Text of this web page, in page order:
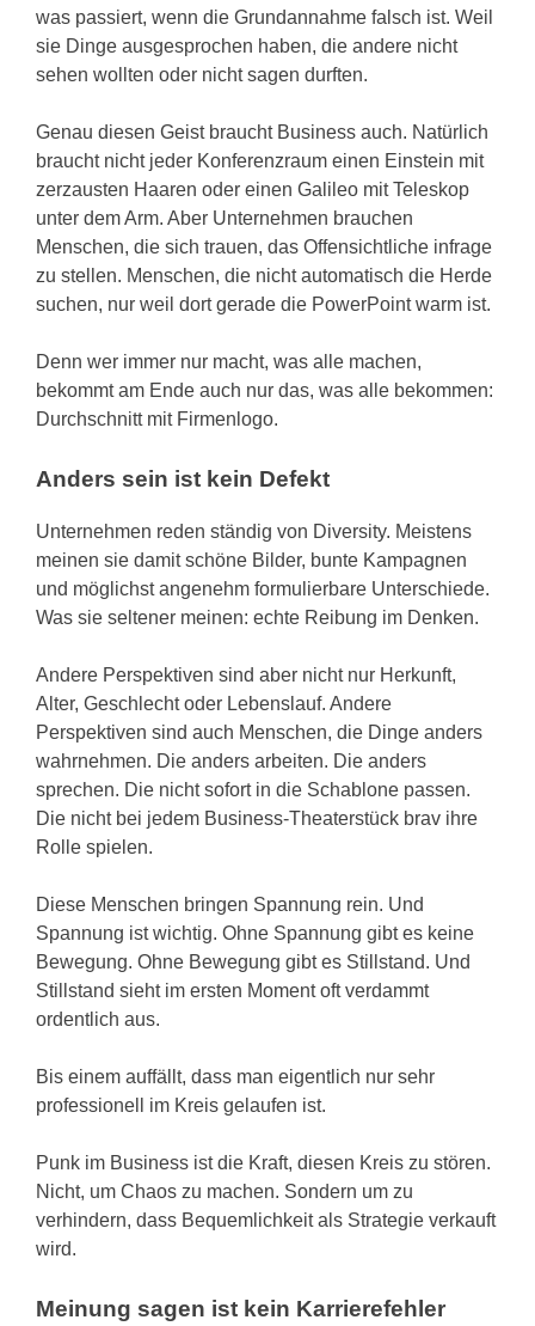
was passiert, wenn die Grundannahme falsch ist. Weil
sie Dinge ausgesprochen haben, die andere nicht
sehen wollten oder nicht sagen durften.
Genau diesen Geist braucht Business auch. Natürlich
braucht nicht jeder Konferenzraum einen Einstein mit
zerzausten Haaren oder einen Galileo mit Teleskop
unter dem Arm. Aber Unternehmen brauchen
Menschen, die sich trauen, das Offensichtliche infrage
zu stellen. Menschen, die nicht automatisch die Herde
suchen, nur weil dort gerade die PowerPoint warm ist.
Denn wer immer nur macht, was alle machen,
bekommt am Ende auch nur das, was alle bekommen:
Durchschnitt mit Firmenlogo.
Anders sein ist kein Defekt
Unternehmen reden ständig von Diversity. Meistens
meinen sie damit schöne Bilder, bunte Kampagnen
und möglichst angenehm formulierbare Unterschiede.
Was sie seltener meinen: echte Reibung im Denken.
Andere Perspektiven sind aber nicht nur Herkunft,
Alter, Geschlecht oder Lebenslauf. Andere
Perspektiven sind auch Menschen, die Dinge anders
wahrnehmen. Die anders arbeiten. Die anders
sprechen. Die nicht sofort in die Schablone passen.
Die nicht bei jedem Business-Theaterstück brav ihre
Rolle spielen.
Diese Menschen bringen Spannung rein. Und
Spannung ist wichtig. Ohne Spannung gibt es keine
Bewegung. Ohne Bewegung gibt es Stillstand. Und
Stillstand sieht im ersten Moment oft verdammt
ordentlich aus.
Bis einem auffällt, dass man eigentlich nur sehr
professionell im Kreis gelaufen ist.
Punk im Business ist die Kraft, diesen Kreis zu stören.
Nicht, um Chaos zu machen. Sondern um zu
verhindern, dass Bequemlichkeit als Strategie verkauft
wird.
Meinung sagen ist kein Karrierefehler